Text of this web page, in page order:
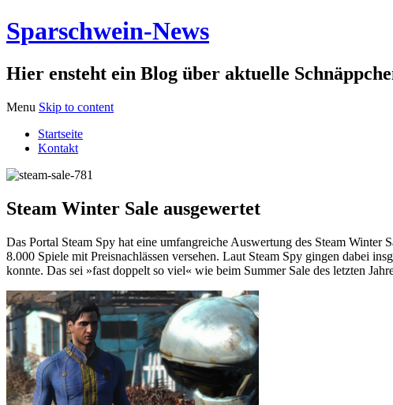
Sparschwein-News
Hier ensteht ein Blog über aktuelle
Menu Skip to content
Startseite
Kontakt
Steam Winter Sale ausgewertet
Das Portal Steam Spy hat eine umfangreiche Auswertung des Steam
8.000 Spiele mit Preisnachlässen versehen. Laut Steam Spy gingen dabei
konnte. Das sei »fast doppelt so viel« wie beim Summer Sale des letzten